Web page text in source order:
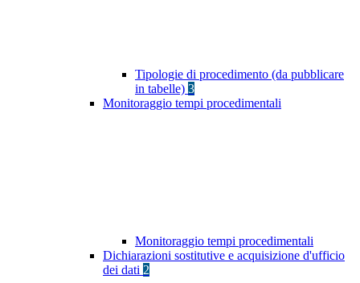
Tipologie di procedimento (da pubblicare
in tabelle) 3
Monitoraggio tempi procedimentali
Monitoraggio tempi procedimentali
Dichiarazioni sostitutive e acquisizione d'ufficio
dei dati 2